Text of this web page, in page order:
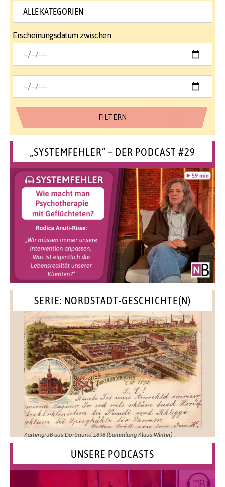
Erscheinungsdatum zwischen
„SYSTEMFEHLER“ – DER PODCAST #29
SERIE: NORDSTADT-GESCHICHTE(N)
Kartengruß aus Dortmund 1898 (Sammlung Klaus Winter)
UNSERE PODCASTS